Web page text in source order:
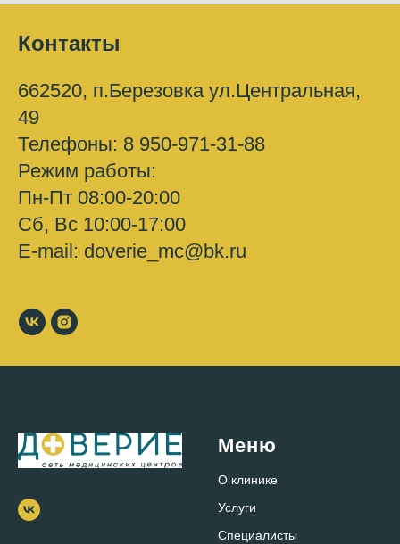
Контакты
662520, п.Березовка ул.Центральная,
49
Телефоны: 8 950-971-31-88
Режим работы:
Пн-Пт 08:00-20:00
Сб, Вс 10:00-17:00
E-mail: doverie_mc@bk.ru
Меню
О клинике
Услуги
Специалисты